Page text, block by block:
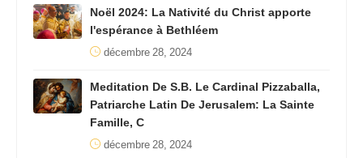
Noël 2024: La Nativité du Christ apporte
l'espérance à Bethléem
décembre 28, 2024
Meditation De S.B. Le Cardinal Pizzaballa,
Patriarche Latin De Jerusalem: La Sainte
Famille, C
décembre 28, 2024